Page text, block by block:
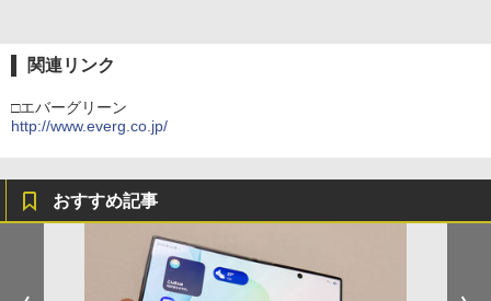
関連リンク
□エバーグリーン
http://www.everg.co.jp/
おすすめ記事